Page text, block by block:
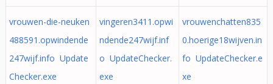
vrouwen-die-neuken
488591.opwindende
247wijf.info Update
Checker.exe
vingeren3411.opwi
ndende247wijf.inf
o UpdateChecker.
exe
vrouwenchatten835
0.hoerige18wijven.in
fo UpdateChecker.e
xe